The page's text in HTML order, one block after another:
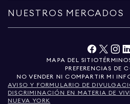
NUESTROS MERCADOS
MAPA DEL SITIO
PREFERENCIAS DE
NO VENDER NI COMPARTIR MI
AVISO Y FORMULARIO DE
DISCRIMINACIÓN EN MATERIA DE
NUEVA YORK